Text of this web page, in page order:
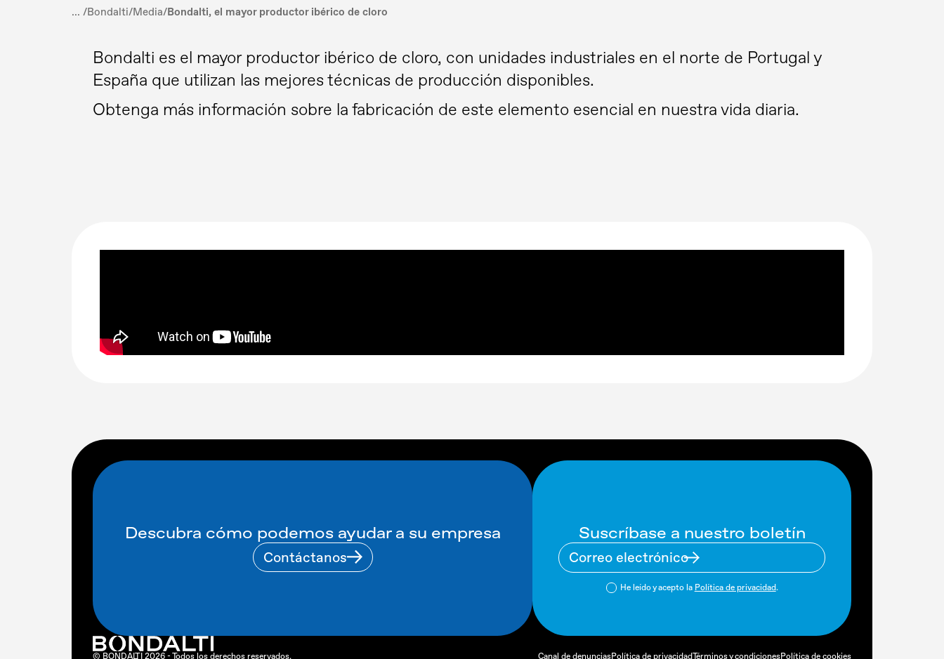
... /Bondalti/Media/Bondalti, el mayor productor ibérico de cloro
Bondalti es el mayor productor ibérico de cloro, con unidades industriales en el norte de Portugal y
España que utilizan las mejores técnicas de producción disponibles.
Obtenga más información sobre la fabricación de este elemento esencial en nuestra vida diaria.
Descubra cómo podemos ayudar a su empresa
Contáctanos
Suscríbase a nuestro boletín
He leído y acepto la Política de privacidad.
© BONDALTI 2026 - Todos los derechos reservados. Canal de denunciasPolítica de privacidadTérminos y condicionesPolítica de cookies